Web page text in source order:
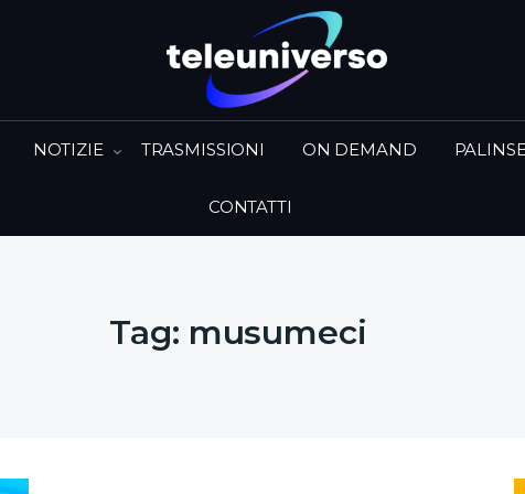
NOTIZIE TRASMISSIONI ON DEMAND
CONTATTI
Tag: musumeci